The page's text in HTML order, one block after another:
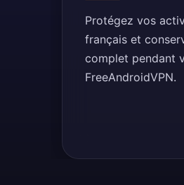
Protégez vos
français et
complet pendant
FreeAndroidVPN.